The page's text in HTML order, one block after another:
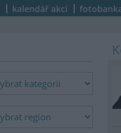
kalendář akcí